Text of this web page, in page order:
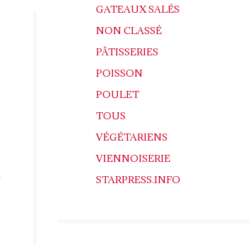
GATEAUX SALÉS
NON CLASSÉ
PÂTISSERIES
POISSON
POULET
TOUS
VÉGÉTARIENS
VIENNOISERIE
STARPRESS.INFO